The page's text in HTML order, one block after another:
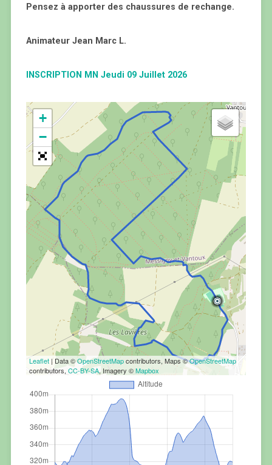
Pensez à apporter des chaussures de rechange.
Animateur Jean Marc L.
INSCRIPTION MN Jeudi 09 Juillet 2026
+
−
Leaflet| Data ©OpenStreetMapcontributors, Maps ©OpenStreetMap
contributors, CC-BY-SA, Imagery ©Mapbox